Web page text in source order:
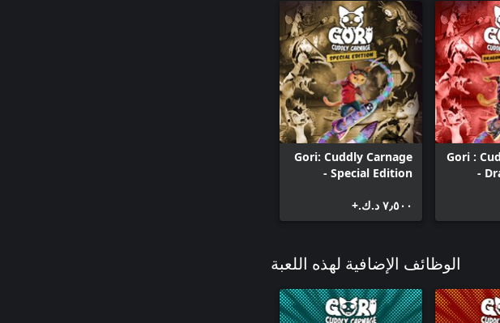
Gori :
-
Gori: Cuddly Carnage
- Special Edition
٧٫٥٠٠ د.ك.‏+
الوظائف الإضافية لهذه اللعبة